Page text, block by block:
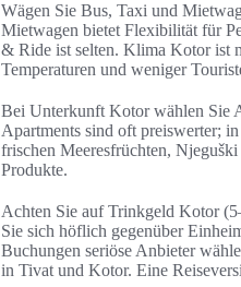
Wägen Sie Bus, Taxi und
Mietwagen bietet Flexibilität für
& Ride ist selten. Klima Kotor ist
Temperaturen und weniger
Bei Unterkunft Kotor wählen Sie
Apartments sind oft preiswerter;
frischen Meeresfrüchten,
Produkte.
Achten Sie auf Trinkgeld Kotor
Sie sich höflich gegenüber
Buchungen seriöse Anbieter
in Tivat und Kotor. Eine